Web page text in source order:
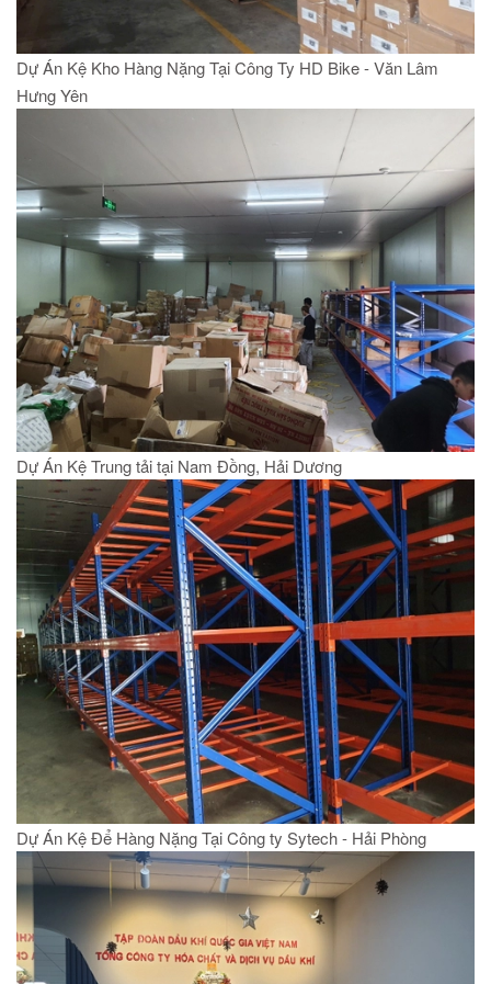
Dự Án Kệ Kho Hàng Nặng Tại Công Ty HD Bike - Văn Lâm
Hưng Yên
Dự Án Kệ Trung tải tại Nam Đồng, Hải Dương
Dự Án Kệ Để Hàng Nặng Tại Công ty Sytech - Hải Phòng